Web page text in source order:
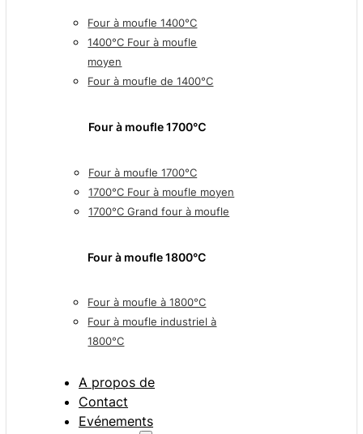
Four à moufle 1400°C
1400°C Four à moufle
moyen
Four à moufle de 1400°C
Four à moufle 1700℃
Four à moufle 1700°C
1700°C Four à moufle moyen
1700°C Grand four à moufle
Four à moufle 1800°C
Four à moufle à 1800°C
Four à moufle industriel à
1800°C
A propos de
Contact
Evénements